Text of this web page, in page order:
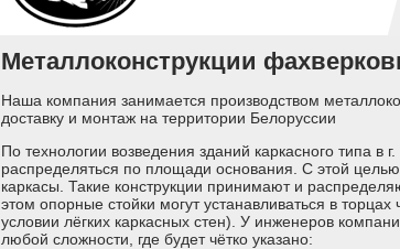
Металлоконструкции
Наша компания занимается производством
доставку и монтаж на территории Белоруссии
По технологии возведения зданий каркасного типа в
распределяться по площади основания. С этой
каркасы. Такие конструкции принимают и
этом опорные стойки могут устанавливаться в
условии лёгких каркасных стен). У инженеров
любой сложности, где будет чётко указано: